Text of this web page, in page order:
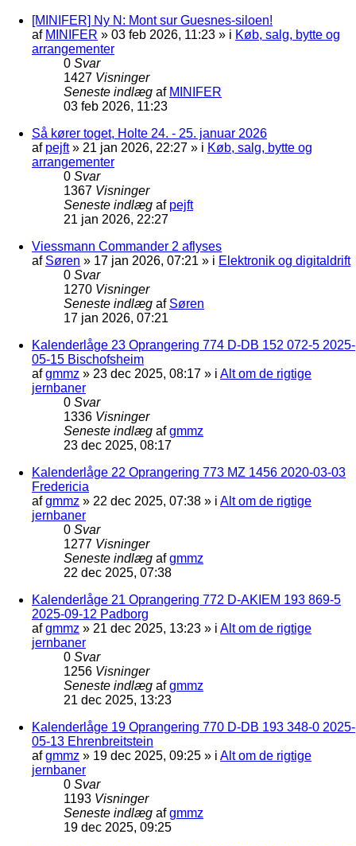
[MINIFER] Ny N: Mont sur Guesnes-siloen!
af MINIFER » 03 feb 2026, 11:23 » i Køb, salg, bytte og
arrangementer
0 Svar
1427 Visninger
Seneste indlæg af MINIFER
03 feb 2026, 11:23
Så kører toget, Holte 24. - 25. januar 2026
af pejft» 21 jan 2026, 22:27 » i Køb, salg, bytte og
arrangementer
0 Svar
1367 Visninger
Seneste indlæg af pejft
21 jan 2026, 22:27
Viessmann Commander 2 aflyses
af Søren » 17 jan 2026, 07:21 » i Elektronik og digitaldrift
0 Svar
1270 Visninger
Seneste indlæg af Søren
17 jan 2026, 07:21
Kalenderlåge 23 Oprangering 774 D-DB 152 072-5 2025-
05-15 Bischofsheim
afgmmz » 23 dec 2025, 08:17 » i Alt om de rigtige
jernbaner
0 Svar
1336 Visninger
Seneste indlæg afgmmz
23 dec 2025, 08:17
Kalenderlåge 22 Oprangering 773 MZ 1456 2020-03-03
Fredericia
afgmmz » 22 dec 2025, 07:38 » i Alt om de rigtige
jernbaner
0 Svar
1277 Visninger
Seneste indlæg afgmmz
22 dec 2025, 07:38
Kalenderlåge 21 Oprangering 772 D-AKIEM 193 869-5
2025-09-12 Padborg
afgmmz » 21 dec 2025, 13:23 » i Alt om de rigtige
jernbaner
0 Svar
1256 Visninger
Seneste indlæg afgmmz
21 dec 2025, 13:23
Kalenderlåge 19 Oprangering 770 D-DB 193 348-0 2025-
05-13 Ehrenbreitstein
afgmmz » 19 dec 2025, 09:25 » i Alt om de rigtige
jernbaner
0 Svar
1193 Visninger
Seneste indlæg afgmmz
19 dec 2025, 09:25